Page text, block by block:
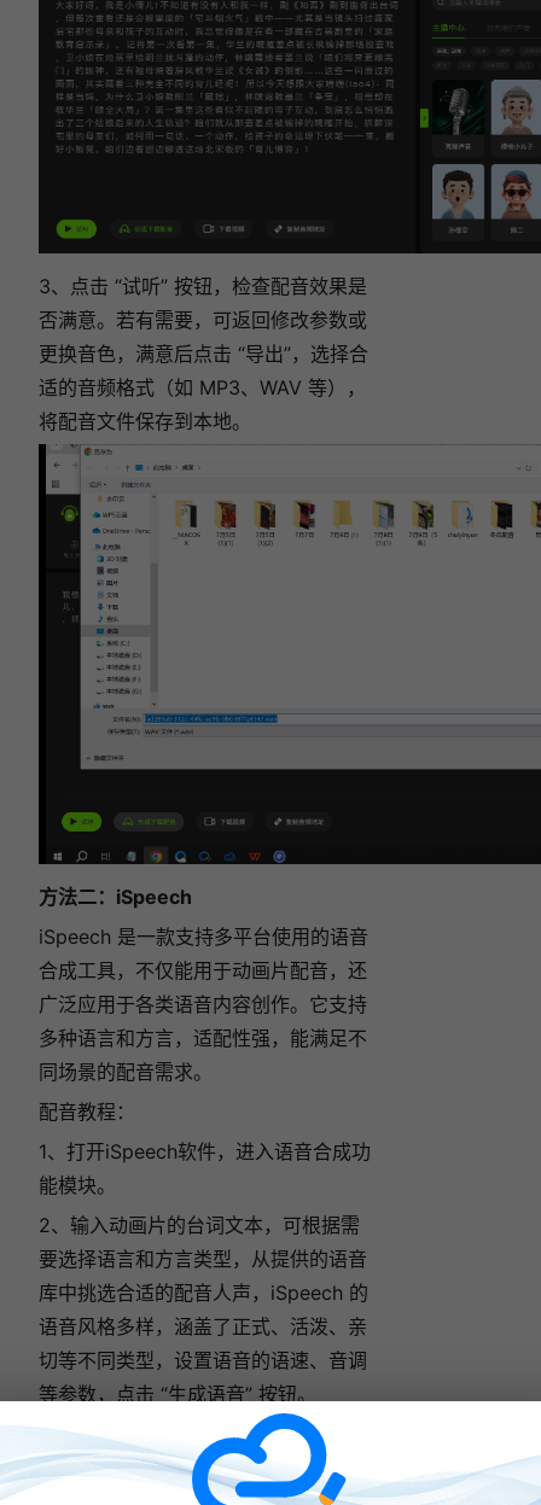
3、点击 “试听” 按钮，检查配音效果是
否满意。若有需要，可返回修改参数或
更换音色，满意后点击 “导出”，选择合
适的音频格式（如 MP3、WAV 等），
将配音文件保存到本地。
方法二：iSpeech
iSpeech 是一款支持多平台使用的语音
合成工具，不仅能用于动画片配音，还
广泛应用于各类语音内容创作。它支持
多种语言和方言，适配性强，能满足不
同场景的配音需求。
配音教程：
1、打开iSpeech软件，进入语音合成功
能模块。
2、输入动画片的台词文本，可根据需
要选择语言和方言类型，从提供的语音
库中挑选合适的配音人声，iSpeech 的
语音风格多样，涵盖了正式、活泼、亲
切等不同类型，设置语音的语速、音调
等参数，点击 “生成语音” 按钮。
3、等待语音生成完成后，点击试听。
若效果不佳，可重新调整参数或更换语